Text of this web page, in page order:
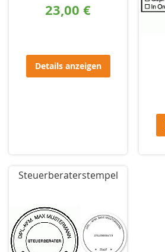
23,00 €
Details anzeigen
Steuerberaterstempel